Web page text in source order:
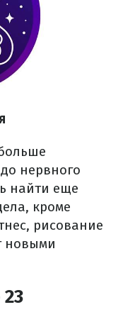
нервного
найти еще
кроме
рисование
новыми